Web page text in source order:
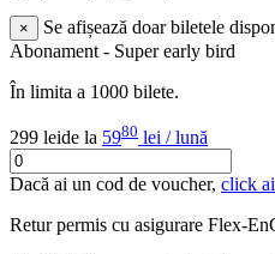
×
Se afișează doar biletele
Abonament - Super early bird
În limita a 1000 bilete.
299 leide la 5980 lei / lună
Dacă ai un cod de voucher, click
Retur permis cu asigurare Flex-